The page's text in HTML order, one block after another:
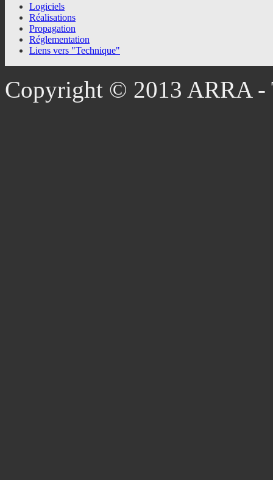
Logiciels
Réalisations
Propagation
Réglementation
Liens vers "Technique"
Copyright © 2013 ARRA -